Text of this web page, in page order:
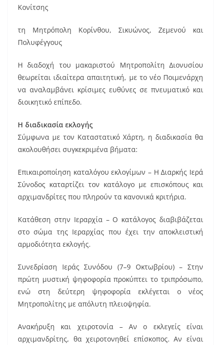
Κονίτσης
τη Μητρόπολη Κορίνθου, Σικυώνος, Ζεμενού και
Πολυφέγγους
Η διαδοχή του μακαριστού Μητροπολίτη Διονυσίου
θεωρείται ιδιαίτερα απαιτητική, με το νέο Ποιμενάρχη
να αναλαμβάνει κρίσιμες ευθύνες σε πνευματικό και
διοικητικό επίπεδο.
Η διαδικασία εκλογής
Σύμφωνα με τον Καταστατικό Χάρτη, η διαδικασία θα
ακολουθήσει συγκεκριμένα βήματα:
Επικαιροποίηση καταλόγου εκλογίμων – Η Διαρκής Ιερά
Σύνοδος καταρτίζει τον κατάλογο με επισκόπους και
αρχιμανδρίτες που πληρούν τα κανονικά κριτήρια.
Κατάθεση στην Ιεραρχία – Ο κατάλογος διαβιβάζεται
στο σώμα της Ιεραρχίας που έχει την αποκλειστική
αρμοδιότητα εκλογής.
Συνεδρίαση Ιεράς Συνόδου (7–9 Οκτωβρίου) – Στην
πρώτη μυστική ψηφοφορία προκύπτει το τριπρόσωπο,
ενώ στη δεύτερη ψηφοφορία εκλέγεται ο νέος
Μητροπολίτης με απόλυτη πλειοψηφία.
Ανακήρυξη και χειροτονία – Αν ο εκλεγείς είναι
αρχιμανδρίτης, θα χειροτονηθεί επίσκοπος. Αν είναι